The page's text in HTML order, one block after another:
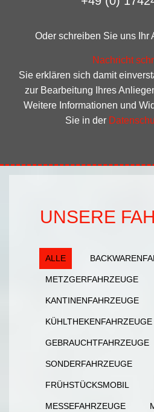
Oder schreiben Sie uns Ihr
Nachricht
Sie erklären sich damit
zur Bearbeitung Ihres
Weitere Informationen und
Sie in der
UNSERE
ALLE
METZGERFAHRZEUGE
KANTINENFAHRZEUGE
KÜHLTHEKENFAHRZEUGE
GEBRAUCHTFAHRZEUGE
SONDERFAHRZEUGE
FRÜHSTÜCKSMOBIL
MESSEFAHRZEUGE